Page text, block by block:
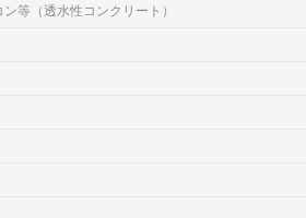
等（透水性コンクリート）